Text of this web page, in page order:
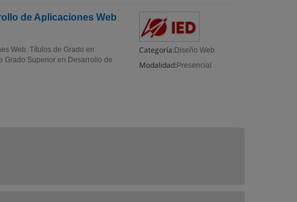
de Aplicaciones Web
Categoría: Diseño Web
Modalidad: Presencial
Web. Títulos de Grado en
Grado Superior en Desarrollo de